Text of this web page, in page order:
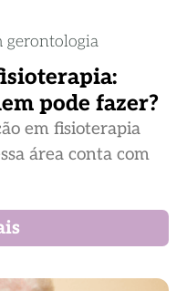
gerontologia
pode fazer?
em fisioterapia
área conta com